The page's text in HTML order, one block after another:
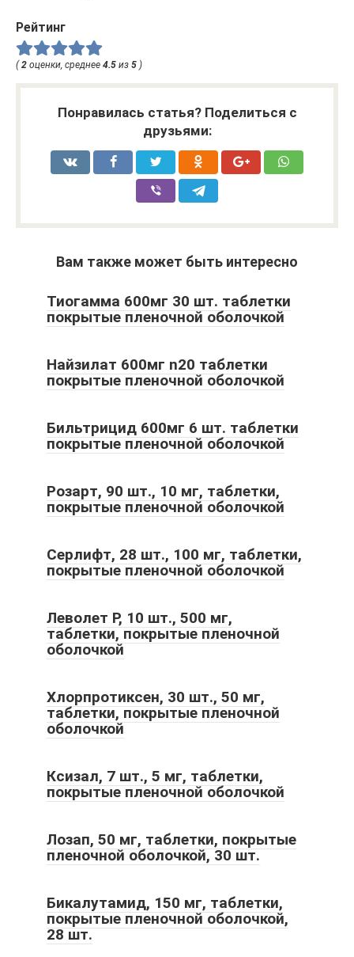
Рейтинг
(2 оценки, среднее 4.5 из 5 )
Понравилась статья? Поделиться с
друзьями:
Вам также может быть интересно
Тиогамма 600мг 30 шт. таблетки
покрытые пленочной оболочкой
Найзилат 600мг n20 таблетки
покрытые пленочной оболочкой
Бильтрицид 600мг 6 шт. таблетки
покрытые пленочной оболочкой
Розарт, 90 шт., 10 мг, таблетки,
покрытые пленочной оболочкой
Серлифт, 28 шт., 100 мг, таблетки,
покрытые пленочной оболочкой
Леволет Р, 10 шт., 500 мг,
таблетки, покрытые пленочной
оболочкой
Хлорпротиксен, 30 шт., 50 мг,
таблетки, покрытые пленочной
оболочкой
Ксизал, 7 шт., 5 мг, таблетки,
покрытые пленочной оболочкой
Лозап, 50 мг, таблетки, покрытые
пленочной оболочкой, 30 шт.
Бикалутамид, 150 мг, таблетки,
покрытые пленочной оболочкой,
28 шт.